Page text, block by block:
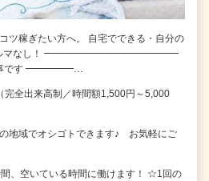
ツ稼ぎたい方へ。 自宅でできる・自分の
ルマなし！ ━━━━━━━━━━━━━━
です ━━━━━…
完全出来高制／時間額1,500円～5,000
地域でオシゴトできます♪ お気軽にご
、空いている時間に働けます！ ☆1回の